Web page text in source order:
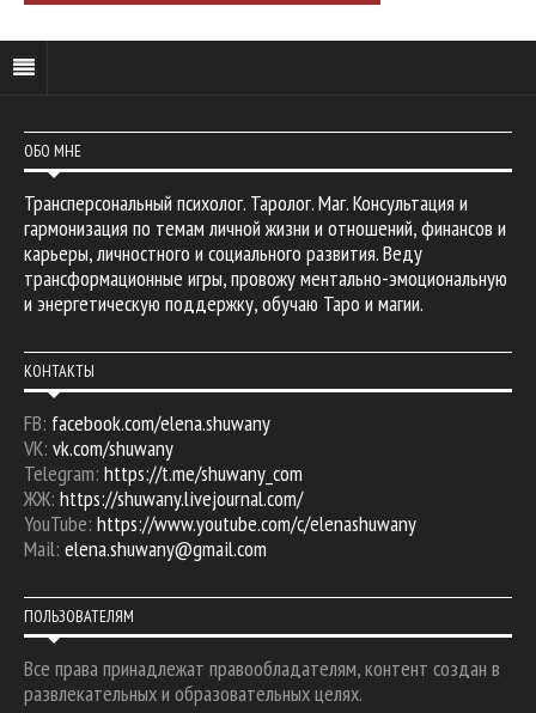
ОБО МНЕ
Трансперсональный психолог. Таролог. Маг. Консультация и
гармонизация по темам личной жизни и отношений, финансов и
карьеры, личностного и социального развития. Веду
трансформационные игры, провожу ментально-эмоциональную
и энергетическую поддержку, обучаю Таро и магии.
КОНТАКТЫ
FB: facebook.com/elena.shuwany
VK: vk.com/shuwany
Telegram: https://t.me/shuwany_com
ЖЖ: https://shuwany.livejournal.com/
YouTube: https://www.youtube.com/c/elenashuwany
Mail: elena.shuwany@gmail.com
ПОЛЬЗОВАТЕЛЯМ
Все права принадлежат правообладателям, контент создан в
развлекательных и образовательных целях.